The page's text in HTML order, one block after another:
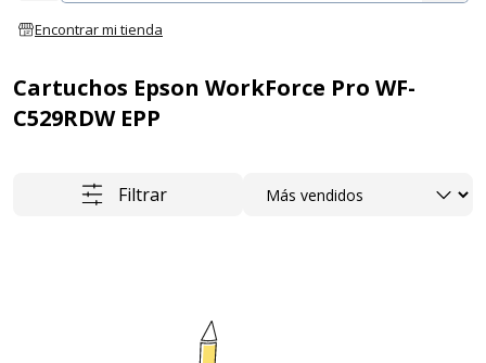
Encontrar mi tienda
Cartuchos Epson WorkForce Pro WF-
C529RDW EPP
Filtrar Ordenar